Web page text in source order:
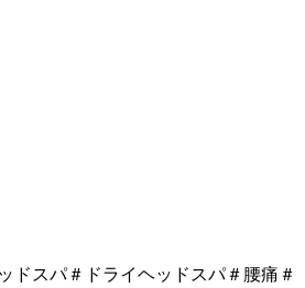
ドスパ＃ドライヘッドスパ＃腰痛＃